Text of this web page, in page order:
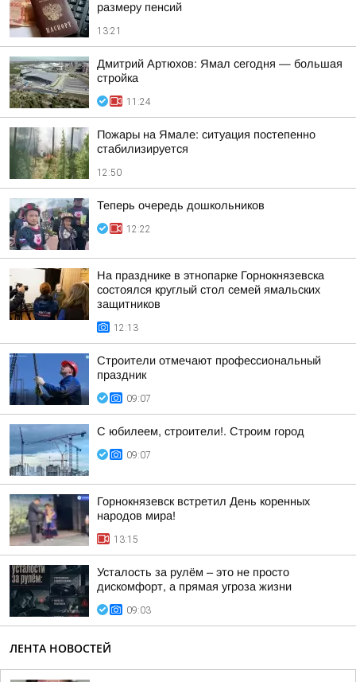
размеру пенсий
13:21
Дмитрий Артюхов: Ямал сегодня — большая
стройка
11:24
Пожары на Ямале: ситуация постепенно
стабилизируется
12:50
Теперь очередь дошкольников
12:22
На празднике в этнопарке Горнокнязевска
состоялся круглый стол семей ямальских
защитников
12:13
Строители отмечают профессиональный
праздник
09:07
С юбилеем, строители!. Строим город
09:07
Горнокнязевск встретил День коренных
народов мира!
13:15
Усталость за рулём – это не просто
дискомфорт, а прямая угроза жизни
09:03
ЛЕНТА НОВОСТЕЙ